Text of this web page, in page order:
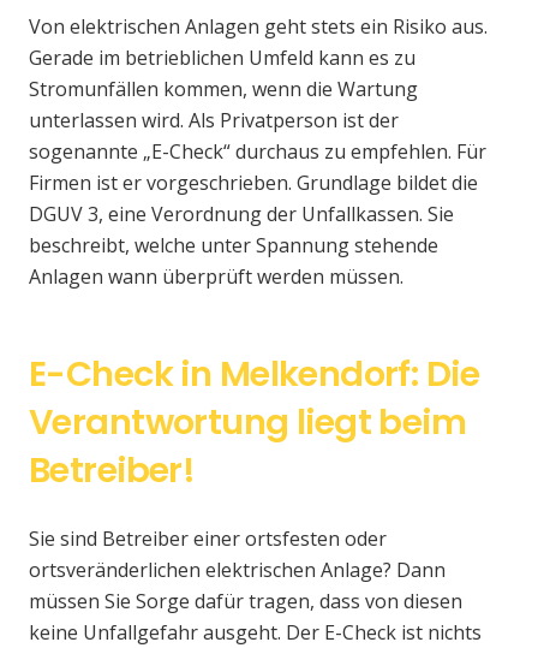
Von elektrischen Anlagen geht stets ein Risiko aus.
Gerade im betrieblichen Umfeld kann es zu
Stromunfällen kommen, wenn die Wartung
unterlassen wird. Als Privatperson ist der
sogenannte „E-Check“ durchaus zu empfehlen. Für
Firmen ist er vorgeschrieben. Grundlage bildet die
DGUV 3, eine Verordnung der Unfallkassen. Sie
beschreibt, welche unter Spannung stehende
Anlagen wann überprüft werden müssen.
E-Check in Melkendorf: Die
Verantwortung liegt beim
Betreiber!
Sie sind Betreiber einer ortsfesten oder
ortsveränderlichen elektrischen Anlage? Dann
müssen Sie Sorge dafür tragen, dass von diesen
keine Unfallgefahr ausgeht. Der E-Check ist nichts